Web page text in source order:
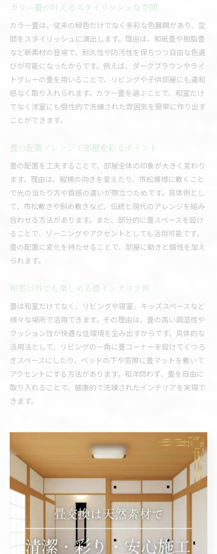
カラー畳が叶えるスタイリッシュな空間
カラー畳は、従来の緑色だけでなく多彩な色展開があり、空
間をスタイリッシュに演出します。理由は、和紙畳や樹脂畳
など新素材の登場で、耐久性や防汚性を保ちつつ自由な色選
びが可能になったからです。例えば、ダークブラウンやライ
トグレーの畳を用いることで、リビングや子供部屋にも違和
感なく取り入れられます。カラー畳を選ぶことで、和室だけ
でなく洋室にも個性的で洗練された雰囲気を簡単に作り出す
ことができます。
畳の配置アレンジで部屋を彩るポイント
畳の配置を工夫することで、部屋全体の印象が大きく変わり
ます。理由は、縦横の向きを変えたり、市松模様に敷くこと
で光の当たり方や質感の違いが際立つためです。具体例とし
て、市松敷きや斜め敷きなど、伝統と現代のアレンジを組み
合わせる方法があります。また、部分的に畳スペースを設け
ることで、ゾーニングやアクセントとしても活用可能です。
畳の配置に変化を持たせることで、部屋に動きと個性を加え
られます。
和室以外でも楽しめる畳インテリア術
畳は和室だけでなく、リビングや寝室、キッズスペースなど
様々な場所で活用できます。その理由は、畳の高い調湿性や
クッション性が快適な住環境を生み出すからです。具体的な
活用法として、リビングの一角に畳コーナーを設けてくつろ
ぎスペースにしたり、ベッドの下や窓際に畳マットを敷いて
アクセントにする方法があります。和洋問わず、畳を自由に
取り入れることで、健康的で洗練されたインテリアを実現で
きます。
目積畳など素材の違いで変わる機
能性とは
目積畳と引目畳の機能性の違いを比較
畳の美しさと機能性を両立するためには、目積畳と引目畳の
違いを理解することが重要です。目積畳は織り目が細かく、
見た目が上品で現代的な空間にも調和します。一方、引目畳
は伝統的な和室に多く用いられ、通気性やクッション性に優